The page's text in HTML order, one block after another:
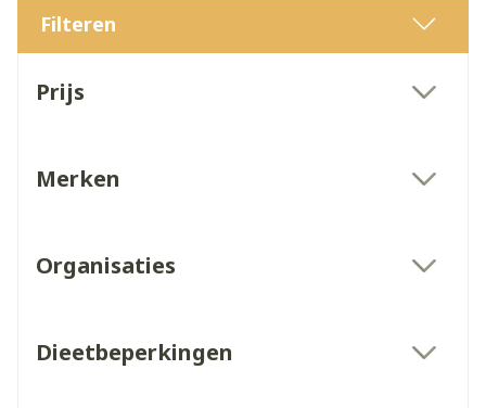
Filteren
Prijs
Merken
Organisaties
Dieetbeperkingen